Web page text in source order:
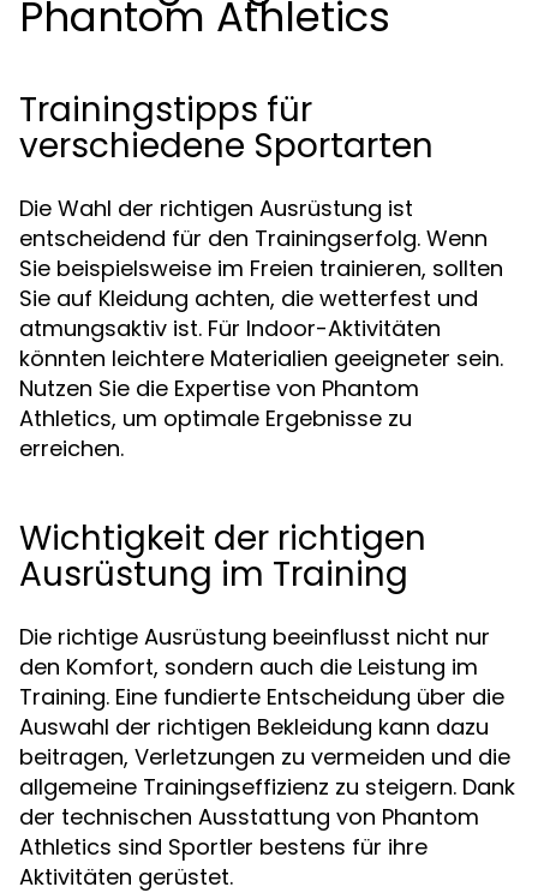
Phantom Athletics
Trainingstipps für
verschiedene Sportarten
Die Wahl der richtigen Ausrüstung ist
entscheidend für den Trainingserfolg. Wenn
Sie beispielsweise im Freien trainieren, sollten
Sie auf Kleidung achten, die wetterfest und
atmungsaktiv ist. Für Indoor-Aktivitäten
könnten leichtere Materialien geeigneter sein.
Nutzen Sie die Expertise von Phantom
Athletics, um optimale Ergebnisse zu
erreichen.
Wichtigkeit der richtigen
Ausrüstung im Training
Die richtige Ausrüstung beeinflusst nicht nur
den Komfort, sondern auch die Leistung im
Training. Eine fundierte Entscheidung über die
Auswahl der richtigen Bekleidung kann dazu
beitragen, Verletzungen zu vermeiden und die
allgemeine Trainingseffizienz zu steigern. Dank
der technischen Ausstattung von Phantom
Athletics sind Sportler bestens für ihre
Aktivitäten gerüstet.